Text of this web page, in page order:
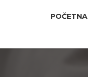
POČETNA